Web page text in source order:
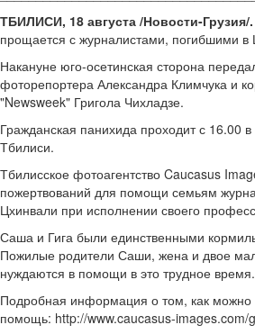
ТБИЛИСИ, 18 августа /Новости-Грузия/.
прощается с журналистами, погибшими в
Накануне юго-осетинская сторона
фоторепортера Александра Климчука и
"Newsweek" Григола Чихладзе.
Гражданская панихида проходит с 16.00
Тбилиси.
Тбилисское фотоагентство Caucasus
пожертвований для помощи семьям
Цхинвали при исполнении своего
Саша и Гига были единственными
Пожилые родители Саши, жена и двое
нуждаются в помощи в это трудное время.
Подробная информация о том, как можно
помощь: http://www.caucasus-images.com/